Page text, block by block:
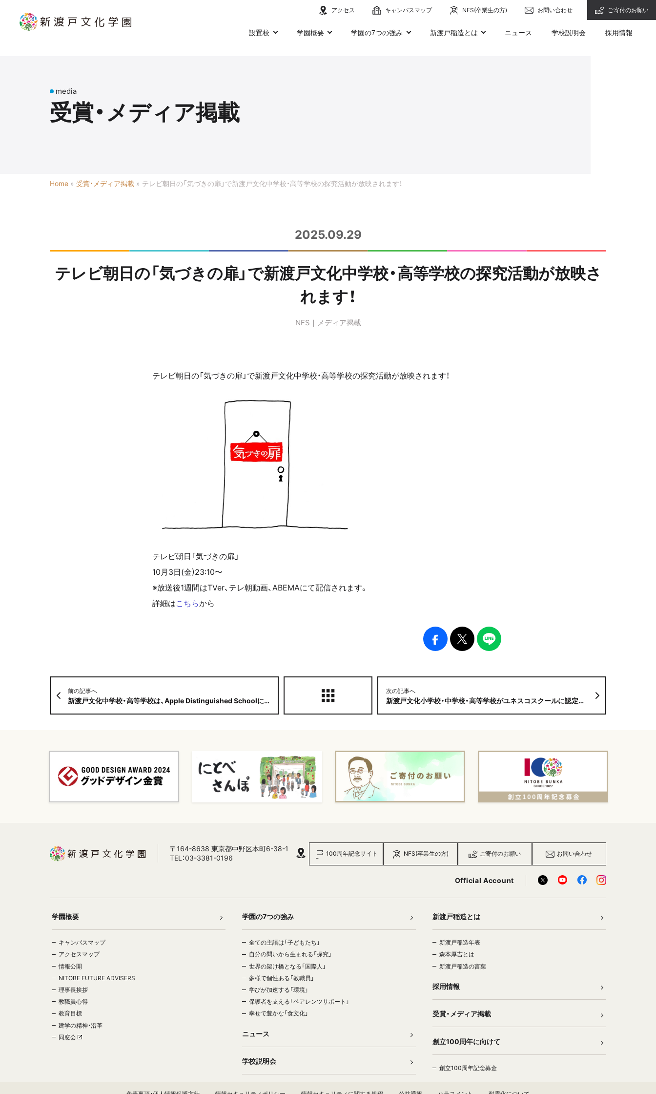
アクセス キャンパスマップ NFS(卒業生の方) お問い合わせ ご寄付のお願い
設置校 学園概要 学園の7つの強み 新渡戸稲造とは ニュース 学校説明会 採用情報
media
受賞・メディア掲載
Home » 受賞・メディア掲載 » テレビ朝日の「気づきの扉」で新渡戸文化中学校・高等学校の探究活動が放映されます！
2025.09.29
テレビ朝日の「気づきの扉」で新渡戸文化中学校・高等学校の探究活動が放映さ
れます！
NFS メディア掲載
テレビ朝日の「気づきの扉」で新渡戸文化中学校・高等学校の探究活動が放映されます！
テレビ朝日「気づきの扉」
10月3日(金)23:10〜
※放送後1週間はTVer、テレ朝動画、ABEMAにて配信されます。
詳細はこちらから
前の記事へ
新渡戸文化中学校・高等学校は、Apple Distinguished Schoolに認定されました。
次の記事へ
新渡戸文化小学校・中学校・高等学校がユネスコスクールに認定されました
〒164-8638 東京都中野区本町6-38-1
TEL：03-3381-0196
100周年記念サイト NFS(卒業生の方) ご寄付のお願い お問い合わせ
Official Account
学園概要
キャンパスマップ
アクセスマップ
情報公開
NITOBE FUTURE ADVISERS
理事長挨拶
教職員心得
教育目標
建学の精神・沿革
同窓会
学園の7つの強み
全ての主語は「子どもたち」
自分の問いから生まれる「探究」
世界の架け橋となる「国際人」
多様で個性ある「教職員」
学びが加速する「環境」
保護者を支える「ペアレンツサポート」
幸せで豊かな「食文化」
ニュース
学校説明会
新渡戸稲造とは
新渡戸稲造年表
森本厚吉とは
新渡戸稲造の言葉
採用情報
受賞・メディア掲載
創立100周年に向けて
創立100周年記念募金